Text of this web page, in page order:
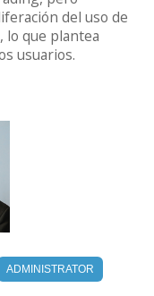
del uso de
lo que plantea
usuarios.
ADMINISTRATOR